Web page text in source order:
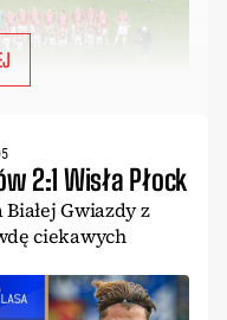
2:1 Wisła Płock
Gwiazdy z
ciekawych